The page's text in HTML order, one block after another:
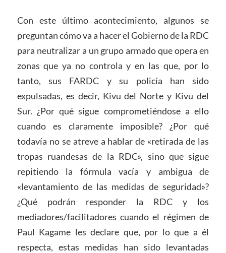
Con este último acontecimiento, algunos se
preguntan cómo va a hacer el Gobierno de la RDC
para neutralizar a un grupo armado que opera en
zonas que ya no controla y en las que, por lo
tanto, sus FARDC y su policía han sido
expulsadas, es decir, Kivu del Norte y Kivu del
Sur. ¿Por qué sigue comprometiéndose a ello
cuando es claramente imposible? ¿Por qué
todavía no se atreve a hablar de «retirada de las
tropas ruandesas de la RDC», sino que sigue
repitiendo la fórmula vacía y ambigua de
«levantamiento de las medidas de seguridad»?
¿Qué podrán responder la RDC y los
mediadores/facilitadores cuando el régimen de
Paul Kagame les declare que, por lo que a él
respecta, estas medidas han sido levantadas